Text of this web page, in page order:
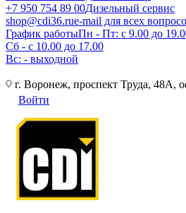
+7 950 754 89 00Дизельный сервис
shop@cdi36.rue-mail для всех
График работыПн - Пт: с 9.00 до
Сб - с 10.00 до 17.00
Вс: - выходной
г. Воронеж, проспект Труда, 48А,
Войти